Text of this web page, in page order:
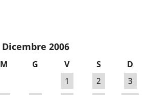
Dicembre 2006
M G V S
D
1
2
3